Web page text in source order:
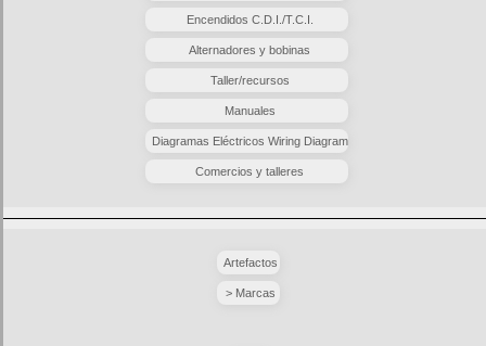
Encendidos C.D.I./T.C.I.
Alternadores y bobinas
Taller/recursos
Manuales
Diagramas Eléctricos Wiring Diagram
Comercios y talleres
Artefactos
> Marcas